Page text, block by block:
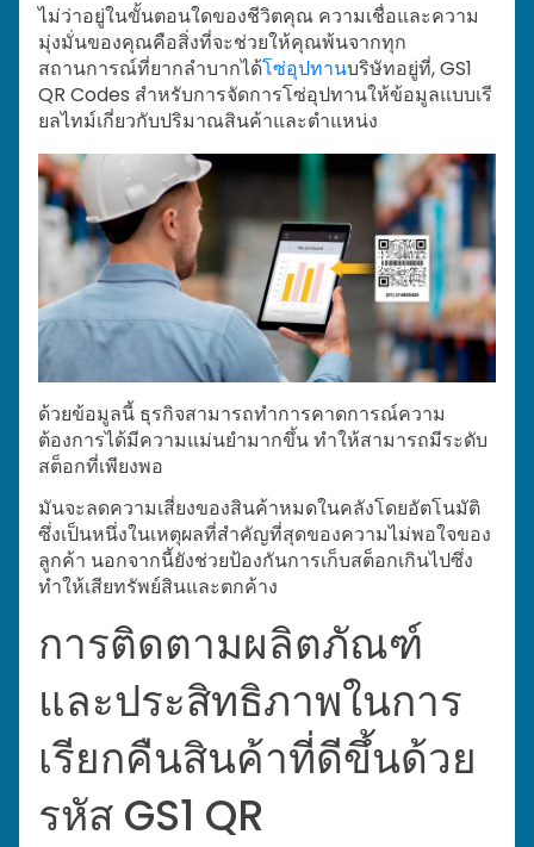
ไม่ว่าอยู่ในขั้นตอนใดของชีวิตคุณ ความเชื่อและความ
มุ่งมั่นของคุณคือสิ่งที่จะช่วยให้คุณพ้นจากทุก
สถานการณ์ที่ยากลำบากได้โซ่อุปทานบริษัทอยู่ที่, GS1
QR Codes สำหรับการจัดการโซ่อุปทานให้ข้อมูลแบบเรี
ยลไทม์เกี่ยวกับปริมาณสินค้าและตำแหน่ง
ด้วยข้อมูลนี้ ธุรกิจสามารถทำการคาดการณ์ความ
ต้องการได้มีความแม่นยำมากขึ้น ทำให้สามารถมีระดับ
สต็อกที่เพียงพอ
มันจะลดความเสี่ยงของสินค้าหมดในคลังโดยอัตโนมัติ
ซึ่งเป็นหนึ่งในเหตุผลที่สำคัญที่สุดของความไม่พอใจของ
ลูกค้า นอกจากนี้ยังช่วยป้องกันการเก็บสต็อกเกินไปซึ่ง
ทำให้เสียทรัพย์สินและตกค้าง
การติดตามผลิตภัณฑ์
และประสิทธิภาพในการ
เรียกคืนสินค้าที่ดีขึ้นด้วย
รหัส GS1 QR